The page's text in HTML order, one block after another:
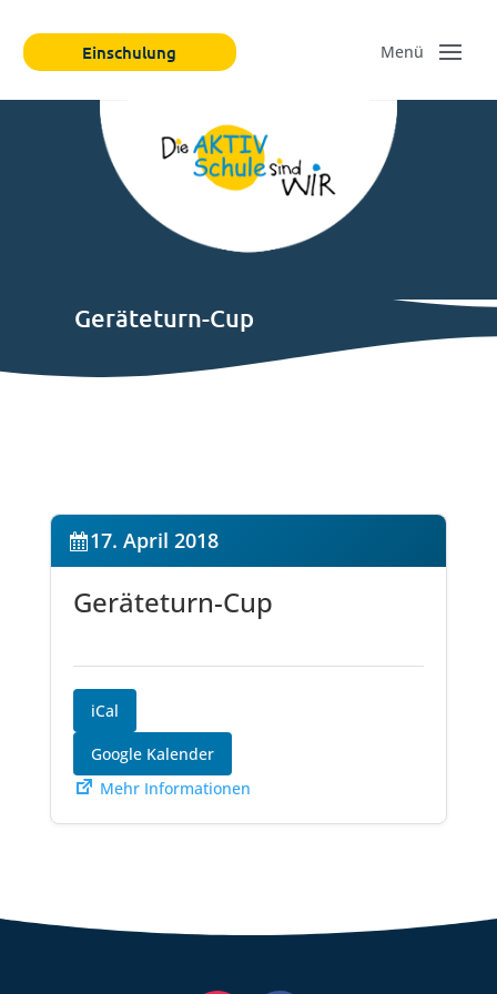
Einschulung
Geräteturn-Cup
17. April 2018
Geräteturn-Cup
iCal
Google Kalender
Mehr Informationen